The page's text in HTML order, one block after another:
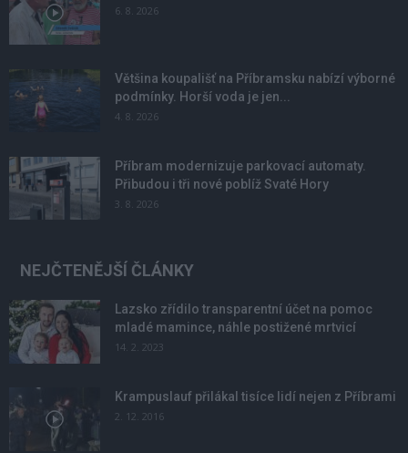
6. 8. 2026
Většina koupališť na Příbramsku nabízí výborné
podmínky. Horší voda je jen...
4. 8. 2026
Příbram modernizuje parkovací automaty.
Přibudou i tři nové poblíž Svaté Hory
3. 8. 2026
NEJČTENĚJŠÍ ČLÁNKY
Lazsko zřídilo transparentní účet na pomoc
mladé mamince, náhle postižené mrtvicí
14. 2. 2023
Krampuslauf přilákal tisíce lidí nejen z Příbrami
2. 12. 2016